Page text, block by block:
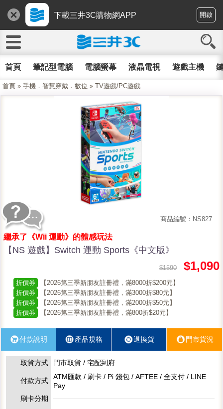
下載三井3C購物網APP 開啟
首頁 筆記型電腦 電腦螢幕 液晶電視 遊戲主機
首頁 » 手機．智慧穿戴．數位 » TV遊戲/PC遊戲
商品編號：NS827
繼承了《Wii 運動》的體感玩法
【NS 遊戲】Switch 運動 Sports《中文版》
$1590 $1,090
折價券
【2026第三季新朋友註冊禮，滿8000折$200元】
折價券
【2026第三季新朋友註冊禮，滿3000折$80元】
折價券
【2026第三季新朋友註冊禮，滿2000折$50元】
折價券
【2026第三季新朋友註冊禮，滿800折$20元】
付款說明 產品規格 退換貨 門市貨況
取貨方式 門市取貨 / 宅配到府
付款方式
ATM匯款 / 刷卡 / Pi 錢包 / AFTEE / 全支付 / LINE
Pay
刷卡分期